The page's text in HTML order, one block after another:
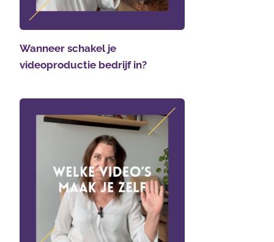
Wanneer schakel je
videoproductie bedrijf in?